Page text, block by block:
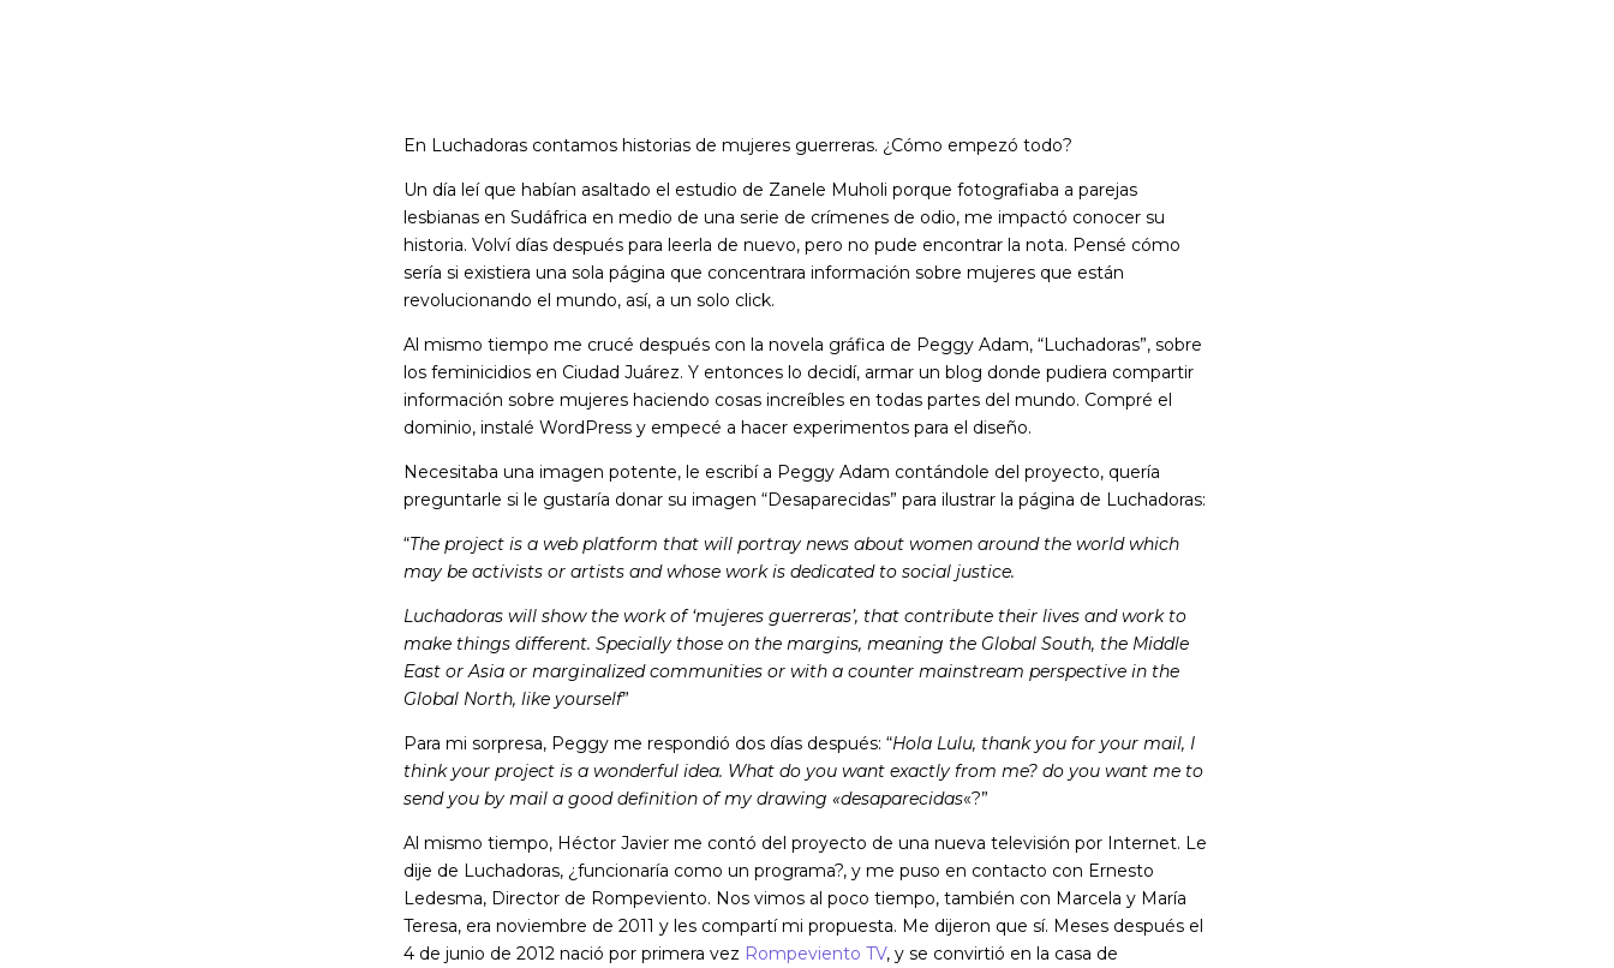
En Luchadoras contamos historias de mujeres guerreras. ¿Cómo empezó todo?
Un día leí que habían asaltado el estudio de Zanele Muholi porque fotografiaba a parejas
lesbianas en Sudáfrica en medio de una serie de crímenes de odio, me impactó conocer su
historia. Volví días después para leerla de nuevo, pero no pude encontrar la nota. Pensé cómo
sería si existiera una sola página que concentrara información sobre mujeres que están
revolucionando el mundo, así, a un solo click.
Al mismo tiempo me crucé después con la novela gráfica de Peggy Adam, “Luchadoras”, sobre
los feminicidios en Ciudad Juárez. Y entonces lo decidí, armar un blog donde pudiera compartir
información sobre mujeres haciendo cosas increíbles en todas partes del mundo. Compré el
dominio, instalé WordPress y empecé a hacer experimentos para el diseño.
Necesitaba una imagen potente, le escribí a Peggy Adam contándole del proyecto, quería
preguntarle si le gustaría donar su imagen “Desaparecidas” para ilustrar la página de Luchadoras:
“The project is a web platform that will portray news about women around the world which
may be activists or artists and whose work is dedicated to social justice.
Luchadoras will show the work of ‘mujeres guerreras’, that contribute their lives and work to
make things different. Specially those on the margins, meaning the Global South, the Middle
East or Asia or marginalized communities or with a counter mainstream perspective in the
Global North, like yourself”
Para mi sorpresa, Peggy me respondió dos días después: “Hola Lulu, thank you for your mail, I
think your project is a wonderful idea. What do you want exactly from me? do you want me to
send you by mail a good definition of my drawing «desaparecidas«?”
Al mismo tiempo, Héctor Javier me contó del proyecto de una nueva televisión por Internet. Le
dije de Luchadoras, ¿funcionaría como un programa?, y me puso en contacto con Ernesto
Ledesma, Director de Rompeviento. Nos vimos al poco tiempo, también con Marcela y María
Teresa, era noviembre de 2011 y les compartí mi propuesta. Me dijeron que sí. Meses después el
4 de junio de 2012 nació por primera vez Rompeviento TV, y se convirtió en la casa de